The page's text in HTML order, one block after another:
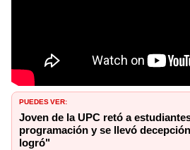
PUEDES VER:
Joven de la UPC retó a
programación y se llevó
logró"